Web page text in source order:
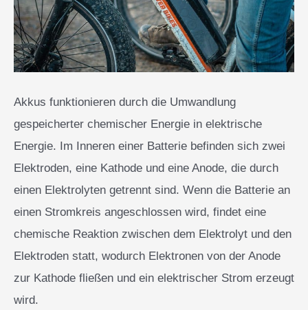
Akkus funktionieren durch die Umwandlung
gespeicherter chemischer Energie in elektrische
Energie. Im Inneren einer Batterie befinden sich zwei
Elektroden, eine Kathode und eine Anode, die durch
einen Elektrolyten getrennt sind. Wenn die Batterie an
einen Stromkreis angeschlossen wird, findet eine
chemische Reaktion zwischen dem Elektrolyt und den
Elektroden statt, wodurch Elektronen von der Anode
zur Kathode fließen und ein elektrischer Strom erzeugt
wird.